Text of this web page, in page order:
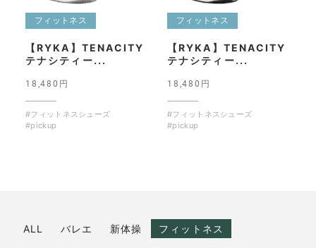
フィットネス
【RYKA】TENACITY
テナシティー...
18,480円
#フィットネスシューズ
#pickup
フィットネス
【RYKA】TENACITY
テナシティー...
18,480円
#フィットネスシューズ
#pickup
ALL バレエ 新体操 フィットネス